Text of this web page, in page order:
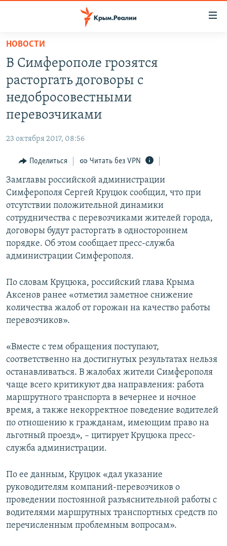
Вернуться
основному
содержанию
Вернутся
главной
Вернутся
поиску
НОВОСТИ
СПЕЦПРОЕКТЫ
ГРУЗ 200
ВОДА
ИНТЕРАКТИВ
ИНФОГРАФИКА
ТЕЛЕПРОЕКТ КРЫМ.РЕАЛИИ
СОВЕТЫ ПРАВОЗАЩИТНИКОВ
ПРОПАВШИЕ БЕЗ ВЕСТИ
ПОБЕДИТЕЛЕЙ НЕ СУДЯТ?
КРЫМ.НЕПОКОРЕННЫЙ
УКРАИНСКАЯ ПРОБЛЕМА КРЫМА
РАДІО СВОБОДА
КАК ОБОЙТИ БЛОКИРОВКУ
Українською
Qırımtatar
ПРИСОЕДИНЯЙТЕСЬ!
Все сайты RFE/RL
НОВОСТИ
В Симферополе грозятся
расторгать договоры с
недобросовестными
перевозчиками
23 октября 2017, 08:56
Поделиться Читать без VPN
Замглавы российской администрации
Симферополя Сергей Круцюк сообщил, что при
отсутствии положительной динамики
сотрудничества с перевозчиками жителей города,
договоры будут расторгать в одностороннем
порядке. Об этом сообщает пресс-служба
администрации Симферополя.
По словам Круцюка, российский глава Крыма
Аксенов ранее «отметил заметное снижение
количества жалоб от горожан на качество работы
перевозчиков».
«Вместе с тем обращения поступают,
соответственно на достигнутых результатах нельзя
останавливаться. В жалобах жители Симферополя
чаще всего критикуют два направления: работа
маршрутного транспорта в вечернее и ночное
время, а также некорректное поведение водителей
по отношению к гражданам, имеющим право на
льготный проезд», – цитирует Круцюка пресс-
служба администрации.
По ее данным, Круцюк «дал указание
руководителям компаний-перевозчиков о
проведении постоянной разъяснительной работы с
водителями маршрутных транспортных средств по
перечисленным проблемным вопросам».